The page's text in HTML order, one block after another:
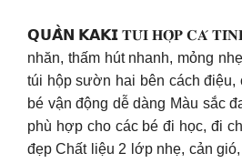
𝗤𝗨𝗔̂̀𝗡 𝗞𝗔𝗞𝗜 𝐓𝐔́𝐈 𝐇𝐎̣̂𝐏 𝐂𝐀́ 𝐓𝐈́𝐍𝐇
nhăn, thấm hút nhanh, mỏng
túi hộp sườn hai bên cách điệu,
bé vận động dễ dàng Màu sắc
phù hợp cho các bé đi học, đi
đẹp Chất liệu 2 lớp nhẹ, cản